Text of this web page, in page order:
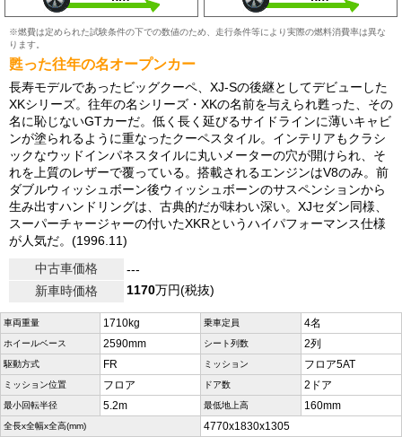
※燃費は定められた試験条件の下での数値のため、走行条件等により実際の燃料消費率は異な
ります。
甦った往年の名オープンカー
長寿モデルであったビッグクーペ、XJ-Sの後継としてデビューした
XKシリーズ。往年の名シリーズ・XKの名前を与えられ甦った、その
名に恥じないGTカーだ。低く長く延びるサイドラインに薄いキャビ
ンが塗られるように重なったクーペスタイル。インテリアもクラシ
ックなウッドインパネスタイルに丸いメーターの穴が開けられ、そ
れを上質のレザーで覆っている。搭載されるエンジンはV8のみ。前
ダブルウィッシュボーン後ウィッシュボーンのサスペンションから
生み出すハンドリングは、古典的だが味わい深い。XJセダン同様、
スーパーチャージャーの付いたXKRというハイパフォーマンス仕様
が人気だ。(1996.11)
中古車価格
---
新車時価格
1170万円(税抜)
車両重量 1710kg 乗車定員 4名
ホイールベース 2590mm シート列数 2列
駆動方式 FR ミッション フロア5AT
ミッション位置 フロア ドア数 2ドア
最小回転半径 5.2m 最低地上高 160mm
全長x全幅x全高(mm) 4770x1830x1305